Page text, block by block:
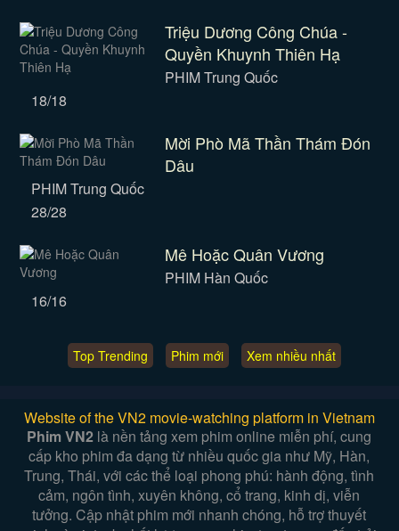
Triệu Dương Công Chúa -
Quyền Khuynh Thiên Hạ
PHIM Trung Quốc
18/18
Mời Phò Mã Thần Thám Đón
Dâu
PHIM Trung Quốc
28/28
Mê Hoặc Quân Vương
PHIM Hàn Quốc
16/16
Top Trending Phim mới Xem nhiều nhất
Website of the VN2 movie-watching platform in Vietnam
Phim VN2 là nền tảng xem phim online miễn phí, cung
cấp kho phim đa dạng từ nhiều quốc gia như Mỹ, Hàn,
Trung, Thái, với các thể loại phong phú: hành động, tình
cảm, ngôn tình, xuyên không, cổ trang, kinh dị, viễn
tưởng. Cập nhật phim mới nhanh chóng, hỗ trợ thuyết